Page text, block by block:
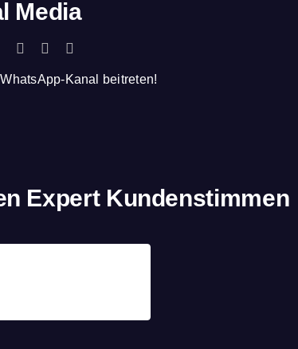
Media
Kanal beitreten!
Expert Kundenstimmen